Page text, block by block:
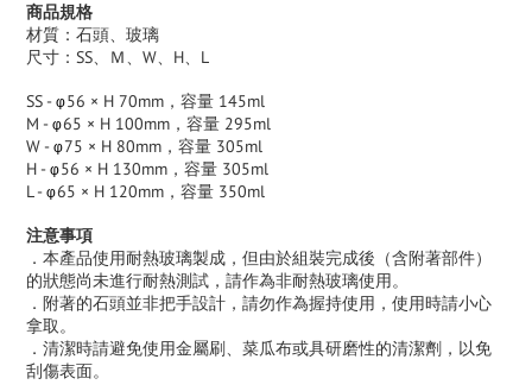
商品規格
材質：石頭、玻璃
尺寸：SS、Ｍ、W、H、L
SS - φ56 × H 70mm，容量 145ml
M - φ65 × H 100mm，容量 295ml
W - φ75 × H 80mm，容量 305ml
H - φ56 × H 130mm，容量 305ml
L - φ65 × H 120mm，容量 350ml
注意事項
． 本產品使用耐熱玻璃製成，但由於組裝完成後（含附著部件）
的狀態尚未進行耐熱測試，請作為非耐熱玻璃使用。
． 附著的石頭並非把手設計，請勿作為握持使用，使用時請小心
拿取。
． 清潔時請避免使用金屬刷、菜瓜布或具研磨性的清潔劑，以免
刮傷表面。